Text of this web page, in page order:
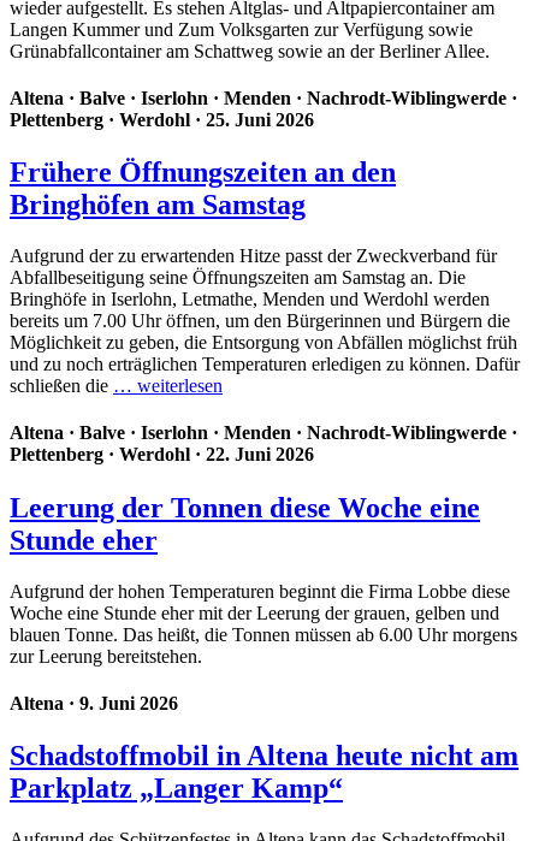
wieder aufgestellt. Es stehen Altglas- und Altpapiercontainer am
Langen Kummer und Zum Volksgarten zur Verfügung sowie
Grünabfallcontainer am Schattweg sowie an der Berliner Allee.
Altena · Balve · Iserlohn · Menden · Nachrodt-Wiblingwerde ·
Plettenberg · Werdohl · 25. Juni 2026
Frühere Öffnungszeiten an den
Bringhöfen am Samstag
Aufgrund der zu erwartenden Hitze passt der Zweckverband für
Abfallbeseitigung seine Öffnungszeiten am Samstag an. Die
Bringhöfe in Iserlohn, Letmathe, Menden und Werdohl werden
bereits um 7.00 Uhr öffnen, um den Bürgerinnen und Bürgern die
Möglichkeit zu geben, die Entsorgung von Abfällen möglichst früh
und zu noch erträglichen Temperaturen erledigen zu können. Dafür
schließen die … weiterlesen
Altena · Balve · Iserlohn · Menden · Nachrodt-Wiblingwerde ·
Plettenberg · Werdohl · 22. Juni 2026
Leerung der Tonnen diese Woche eine
Stunde eher
Aufgrund der hohen Temperaturen beginnt die Firma Lobbe diese
Woche eine Stunde eher mit der Leerung der grauen, gelben und
blauen Tonne. Das heißt, die Tonnen müssen ab 6.00 Uhr morgens
zur Leerung bereitstehen.
Altena · 9. Juni 2026
Schadstoffmobil in Altena heute nicht am
Parkplatz „Langer Kamp“